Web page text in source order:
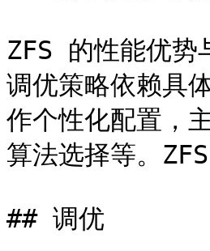
ZFS 的性能优势
调优策略依赖具
作个性化配置，
算法选择等。
## 调优